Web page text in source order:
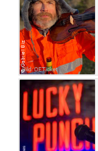
Bild: OETicket